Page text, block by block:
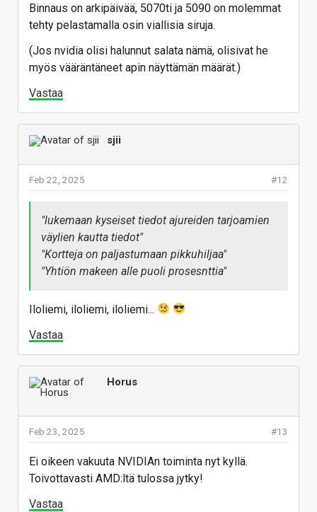
Binnaus on arkipäivää, 5070ti ja 5090 on molemmat
tehty pelastamalla osin viallisia siruja.
(Jos nvidia olisi halunnut salata nämä, olisivat he
myös vääräntäneet apin näyttämän määrät.)
Vastaa
sjii
#12
Feb 22, 2025
"lukemaan kyseiset tiedot ajureiden tarjoamien
väylien kautta tiedot"
"Kortteja on paljastumaan pikkuhiljaa"
"Yhtiön makeen alle puoli prosesnttia"
Iloliemi, iloliemi, iloliemi...
Vastaa
Horus
#13
Feb 23, 2025
Ei oikeen vakuuta NVIDIAn toiminta nyt kyllä.
Toivottavasti AMD:ltä tulossa jytky!
Vastaa